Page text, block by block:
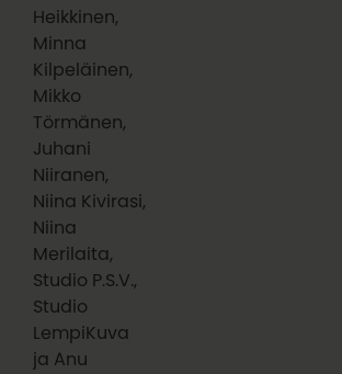
Heikkinen,
Minna
Kilpeläinen,
Mikko
Törmänen,
Juhani
Niiranen,
Niina Kivirasi,
Niina
Merilaita,
Studio P.S.V.,
Studio
LempiKuva
ja Anu